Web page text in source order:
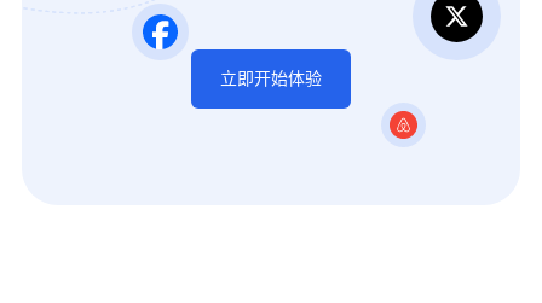
立即开始体验